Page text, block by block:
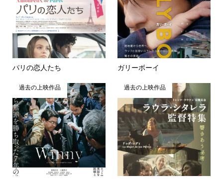
パリの恋人たち ガリーボーイ
過去の上映作品 過去の上映作品